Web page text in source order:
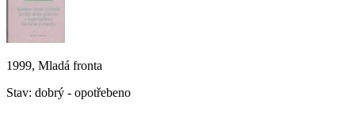
1999, Mladá fronta
Stav: dobrý - opotřebeno